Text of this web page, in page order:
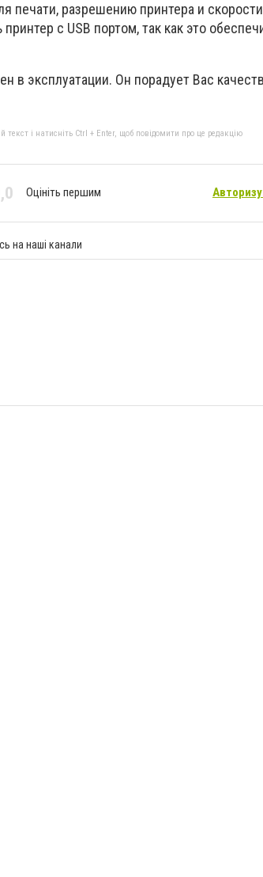
печати, разрешению принтера и
с USB портом, так как это
в эксплуатации. Он порадует Вас
і натисніть Ctrl + Enter, щоб повідомити про це редакцію
Оцініть першим
на наші канали